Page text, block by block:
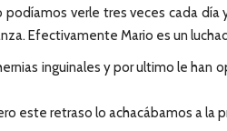
verle tres veces cada
Efectivamente Mario es un
inguinales y por ultimo le han
este retraso lo achacábamos a la